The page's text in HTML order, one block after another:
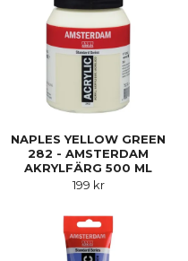
NAPLES YELLOW GREEN
282 - AMSTERDAM
AKRYLFÄRG 500 ML
199 kr